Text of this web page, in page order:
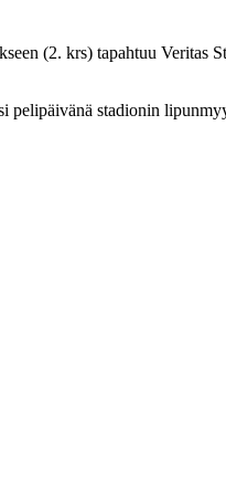
(2. krs) tapahtuu Veritas
pelipäivänä stadionin